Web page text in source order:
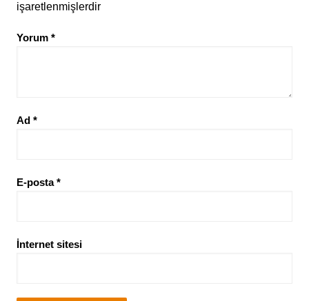
işaretlenmişlerdir
Yorum *
Ad *
E-posta*
İnternet sitesi